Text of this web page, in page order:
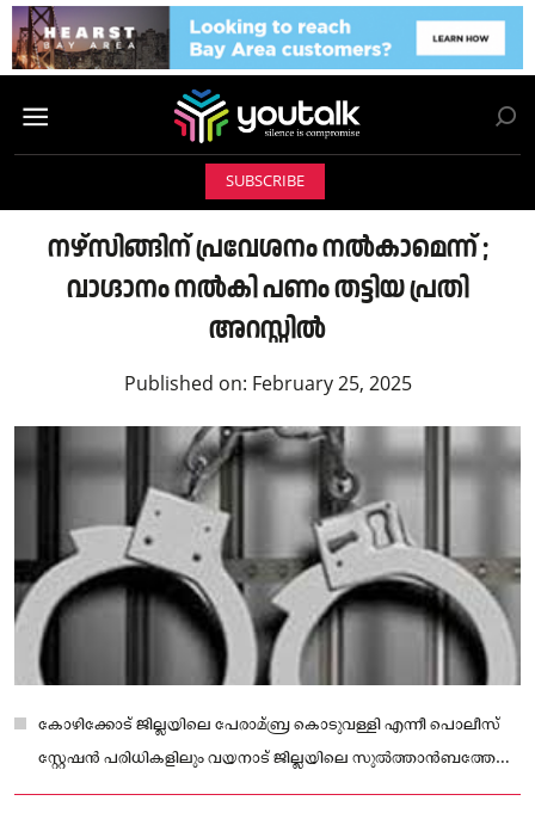
SUBSCRIBE
നഴ്സിങ്ങിന് പ്രവേശനം നൽകാമെന്ന് ;
വാഗ്ദാനം നൽകി പണം തട്ടിയ പ്രതി
അറസ്റ്റിൽ
Published on: February 25, 2025
കോഴിക്കോട് ജില്ലയിലെ പേരാമ്ബ്ര കൊടുവള്ളി എന്നീ പൊലീസ്
സ്റ്റേഷൻ പരിധികളിലും വയനാട് ജില്ലയിലെ സുൽത്താൻബത്തേരി
സ്റ്റേഷൻ പരിധിയിലും ഇയാൾ ഇത്തരത്തിലുള്ള തട്ടിപ്പുകൾ